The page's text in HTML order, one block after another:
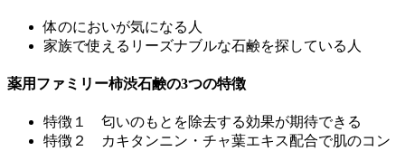
体のにおいが気になる人
家族で使えるリーズナブルな石鹸を探している人
薬用ファミリー柿渋石鹸の3つの特徴
特徴１ 匂いのもとを除去する効果が期待できる
特徴２ カキタンニン・チャ葉エキス配合で肌のコン